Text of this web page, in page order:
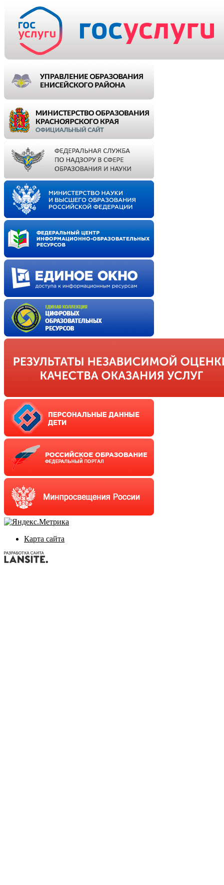
Карта сайта